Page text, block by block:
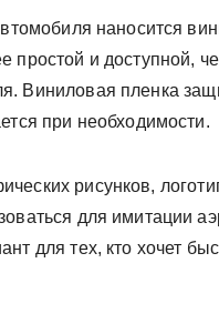
наносится
простой и доступной,
Виниловая пленка
при необходимости.
рисунков,
для имитации
для тех, кто хочет